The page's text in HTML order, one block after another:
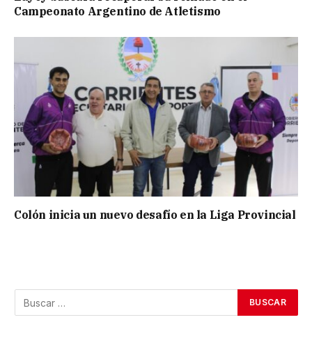
Campeonato Argentino de Atletismo
Colón inicia un nuevo desafío en la Liga Provincial